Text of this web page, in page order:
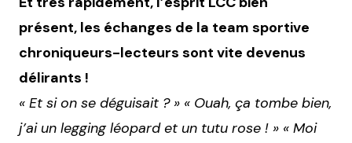
présent, les échanges de la team sportive
chroniqueurs-lecteurs sont vite devenus
délirants !
« Et si on se déguisait ? » « Ouah, ça tombe bien,
j’ai un legging léopard et un tutu rose ! » « Moi